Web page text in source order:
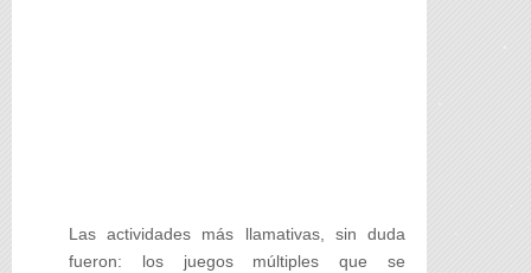
Las actividades más llamativas, sin duda
fueron: los juegos múltiples que se